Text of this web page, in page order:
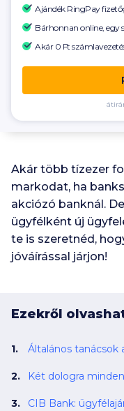
Ajándék RingPay
Bárhonnan online, egy
Akár 0 Ft
Akár több tízezer
markodat, ha
akciózó banknál.
ügyfélként új
te is szeretnéd,
jóváírással járjon!
Ezekről
Általános tanácsok
Két dologra
CIB Bank: